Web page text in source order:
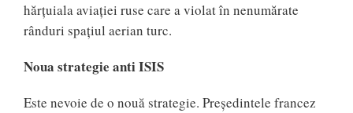
hărțuiala aviației ruse care a violat în nenumărate
rânduri spațiul aerian turc.
Noua strategie anti ISIS
Este nevoie de o nouă strategie. Președintele francez